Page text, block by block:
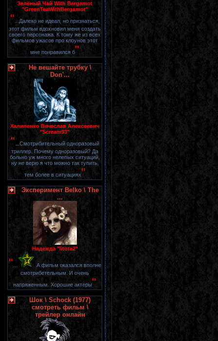
Зелёный Чай With Bergamot
"GreenTeaWithBergamot"
" ...Далеко не идеал, но признаться,
этот фильм вдохновил меня создать
своего персонажа. К тому же из всех
фильмов ужасов про клоунов этот
мне понравился б"
Не вешайте трубку \
Don'...
Халипенко Вячеслав Алексеевич
"Scream93"
" ...Смотрибительный одноразовый
триллер. Почему одноразовый? Да
больно уж много нелепых ситуаций,
ну не верю я что можно так тупить,
тем более в ситуациях"
Эксперимент Belko \ The
...
Надежда "litota2"
"
А фильм оказался вполне
смотрибетельным. И очень
напряженным. Хорошие актеры"
Шок \ Schock (1977)
смотреть фильм \
трейлер онлайн